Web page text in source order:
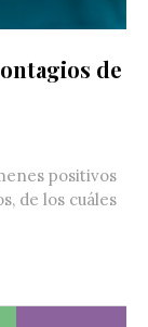
de
positivos
de los cuáles